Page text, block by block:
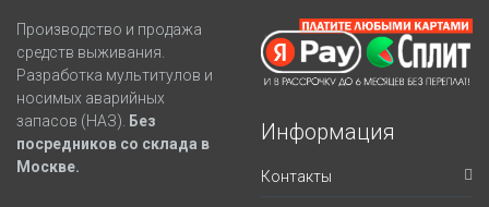
Производство и продажа
средств выживания.
Разработка мультитулов и
носимых аварийных
запасов (НАЗ).
Без
посредников со склада в
Москве.
Информация
Контакты